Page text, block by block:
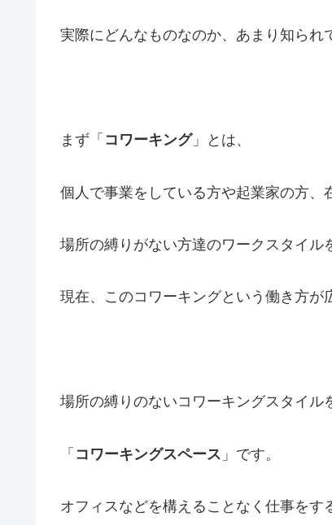
実際にどんなものなのか、あまり知られ
まず「 コワーキング」とは、
個人で事業をしている方や起業家の方
場所の縛りがない方達のワークスタイル
現在、このコワーキングという働き方が
場所の縛りのないコワーキングスタイル
「 コワーキングスペース 」です。
オフィスなどを構えることなく仕事をす